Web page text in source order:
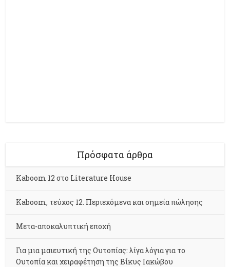
Πρόσφατα άρθρα
Kaboom 12 στο Literature House
Kaboom, τεύχος 12. Περιεχόμενα και σημεία πώλησης
Μετα-αποκαλυπτική εποχή
Για μια μαιευτική της Ουτοπίας: λίγα λόγια για το
Ουτοπία και χειραφέτηση της Βίκυς Ιακώβου